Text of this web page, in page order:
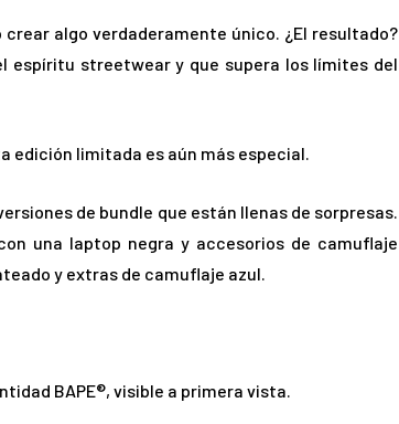
crear algo verdaderamente único. ¿El resultado?
espíritu streetwear y que supera los límites del
edición limitada es aún más especial.
de bundle que están llenas de sorpresas.
una laptop negra y accesorios de camuflaje
y extras de camuflaje azul.
BAPE®, visible a primera vista.